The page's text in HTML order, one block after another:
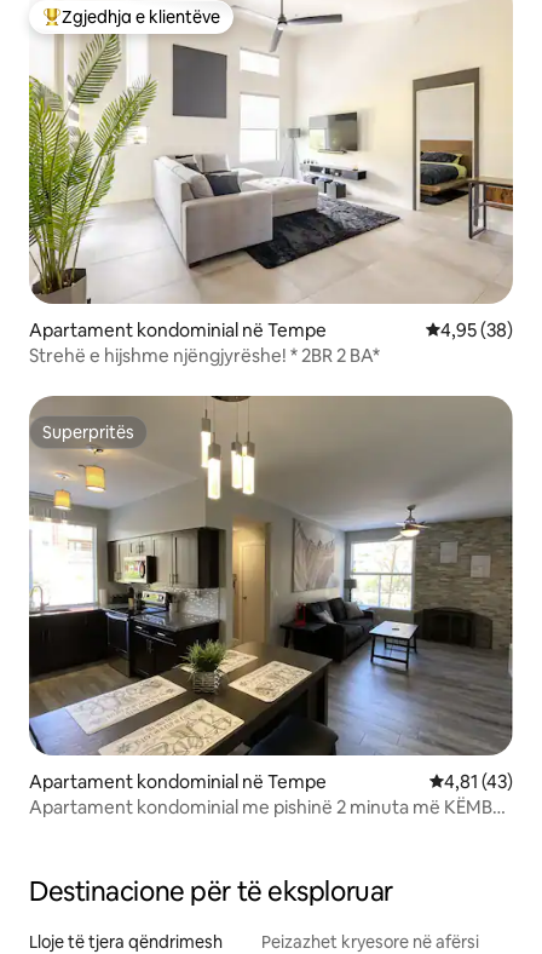
Më të mirat e zgjedhjeve të klientëve
Zgjedhja e klientëve
Apartament kondominial në Tempe Vlerësimi
4,95 (38)
Strehë e hijshme njëngjyrëshe! * 2BR 2 BA*
Superpritës
Superpritës
Apartament kondominial në Tempe Vlerësimi
4,81 (43)
Apartament kondominial me pishinë 2 minuta më KËMBË
Destinacione për të eksploruar
Lloje të tjera qëndrimesh Peizazhet kryesore në afërsi